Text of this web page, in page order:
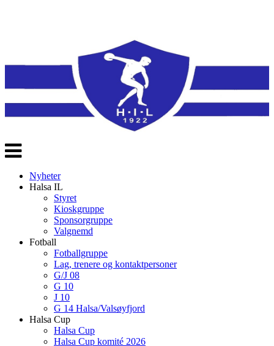
Veksle
navigasjon
Nyheter
Halsa IL
Styret
Kioskgruppe
Sponsorgruppe
Valgnemd
Fotball
Fotballgruppe
Lag, trenere og kontaktpersoner
G/J 08
G 10
J 10
G 14 Halsa/Valsøyfjord
Halsa Cup
Halsa Cup
Halsa Cup komité 2026